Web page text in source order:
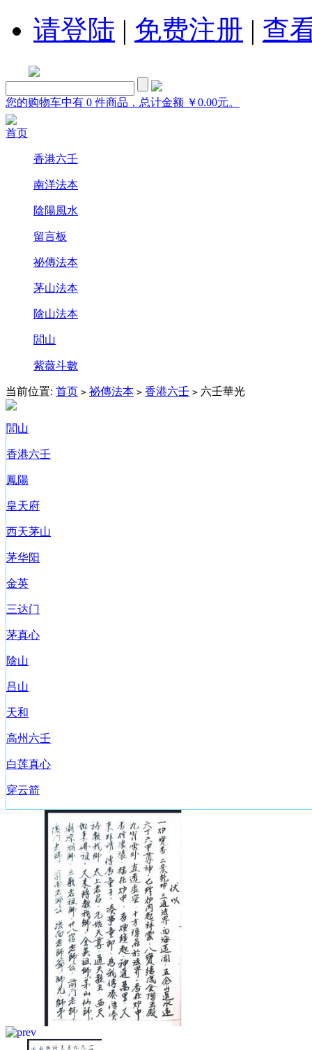
请登陆 | 免费注册 | 查
您的购物车中有 0 件商品，总计金额 ￥0.00元。
首页
香港六壬
南洋法本
陰陽風水
留言板
祕傳法本
茅山法本
陰山法本
閭山
紫薇斗數
当前位置: 首页 > 祕傳法本 > 香港六壬 > 六壬華光
閭山
香港六壬
鳳陽
皇天府
西天茅山
茅华阳
金英
三达门
茅真心
陰山
吕山
天和
高州六壬
白莲真心
穿云箭